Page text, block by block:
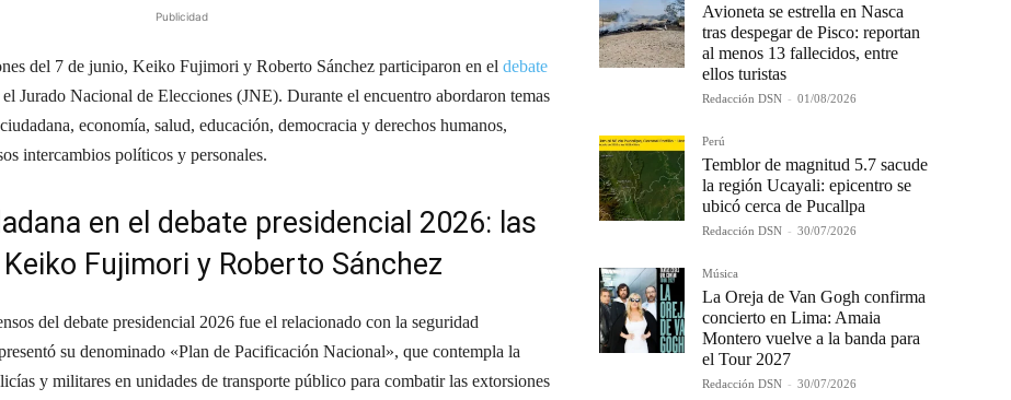
Publicidad
del 7 de junio, Keiko Fujimori y Roberto Sánchez participaron en el debate
Jurado Nacional de Elecciones (JNE). Durante el encuentro abordaron temas
economía, salud, educación, democracia y derechos humanos,
intercambios políticos y personales.
en el debate presidencial 2026: las
Fujimori y Roberto Sánchez
del debate presidencial 2026 fue el relacionado con la seguridad
su denominado «Plan de Pacificación Nacional», que contempla la
y militares en unidades de transporte público para combatir las extorsiones
Avioneta se estrella en Nasca
tras despegar de Pisco: reportan
al menos 13 fallecidos, entre
ellos turistas
Redacción DSN - 01/08/2026
Perú
Temblor de magnitud 5.7 sacude
la región Ucayali: epicentro se
ubicó cerca de Pucallpa
Redacción DSN - 30/07/2026
Música
La Oreja de Van Gogh confirma
concierto en Lima: Amaia
Montero vuelve a la banda para
el Tour 2027
Redacción DSN - 30/07/2026